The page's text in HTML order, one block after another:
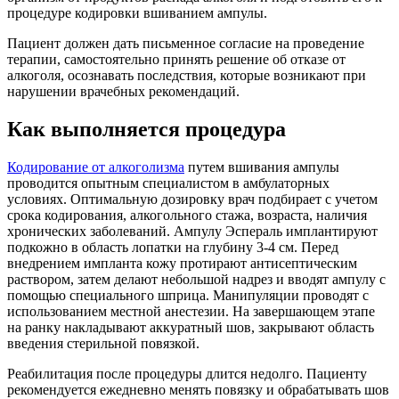
процедуре кодировки вшиванием ампулы.
Пациент должен дать письменное согласие на проведение
терапии, самостоятельно принять решение об отказе от
алкоголя, осознавать последствия, которые возникают при
нарушении врачебных рекомендаций.
Как выполняется процедура
Кодирование от алкоголизма путем вшивания ампулы
проводится опытным специалистом в амбулаторных
условиях. Оптимальную дозировку врач подбирает с учетом
срока кодирования, алкогольного стажа, возраста, наличия
хронических заболеваний. Ампулу Эспераль имплантируют
подкожно в область лопатки на глубину 3-4 см. Перед
внедрением импланта кожу протирают антисептическим
раствором, затем делают небольшой надрез и вводят ампулу с
помощью специального шприца. Манипуляции проводят с
использованием местной анестезии. На завершающем этапе
на ранку накладывают аккуратный шов, закрывают область
введения стерильной повязкой.
Реабилитация после процедуры длится недолго. Пациенту
рекомендуется ежедневно менять повязку и обрабатывать шов